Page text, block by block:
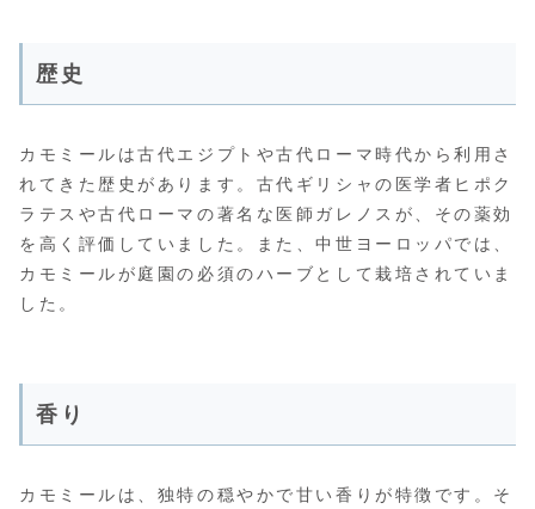
歴史
カモミールは古代エジプトや古代ローマ時代から利用さ
れてきた歴史があります。古代ギリシャの医学者ヒポク
ラテスや古代ローマの著名な医師ガレノスが、その薬効
を高く評価していました。また、中世ヨーロッパでは、
カモミールが庭園の必須のハーブとして栽培されていま
した。
香り
カモミールは、独特の穏やかで甘い香りが特徴です。そ